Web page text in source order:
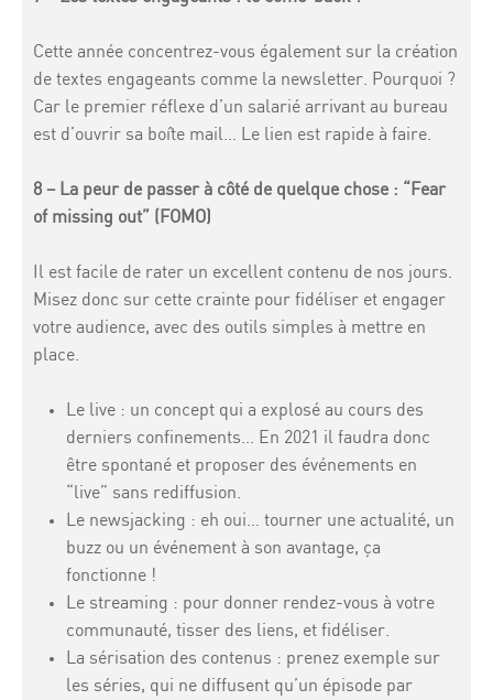
Cette année concentrez-vous également sur la création
de textes engageants comme la newsletter. Pourquoi ?
Car le premier réflexe d’un salarié arrivant au bureau
est d’ouvrir sa boîte mail… Le lien est rapide à faire.
8 – La peur de passer à côté de quelque chose : “Fear
of missing out” (FOMO)
Il est facile de rater un excellent contenu de nos jours.
Misez donc sur cette crainte pour fidéliser et engager
votre audience, avec des outils simples à mettre en
place.
Le live : un concept qui a explosé au cours des
derniers confinements… En 2021 il faudra donc
être spontané et proposer des événements en
“live” sans rediffusion.
Le newsjacking : eh oui… tourner une actualité, un
buzz ou un événement à son avantage, ça
fonctionne !
Le streaming : pour donner rendez-vous à votre
communauté, tisser des liens, et fidéliser.
La sérisation des contenus : prenez exemple sur
les séries, qui ne diffusent qu’un épisode par